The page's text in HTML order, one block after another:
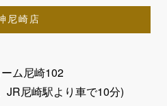
尼崎店
ム尼崎102
JR尼崎駅より車で10分)